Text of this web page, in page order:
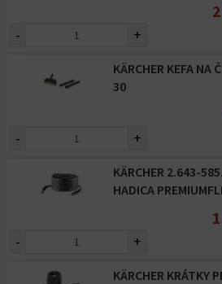
- +
KÄRCHER KEFA NA
30
- +
KÄRCHER 2.643-
HADICA
- +
KÄRCHER KRÁTKY